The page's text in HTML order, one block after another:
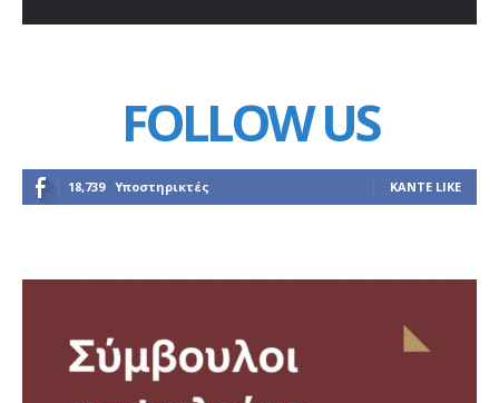
FOLLOW US
18,739 Υποστηρικτές ΚΆΝΤΕ LIKE